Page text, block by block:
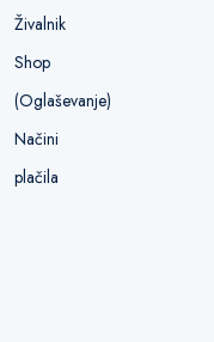
Živalnik
Shop
(Oglaševanje)
Načini
plačila